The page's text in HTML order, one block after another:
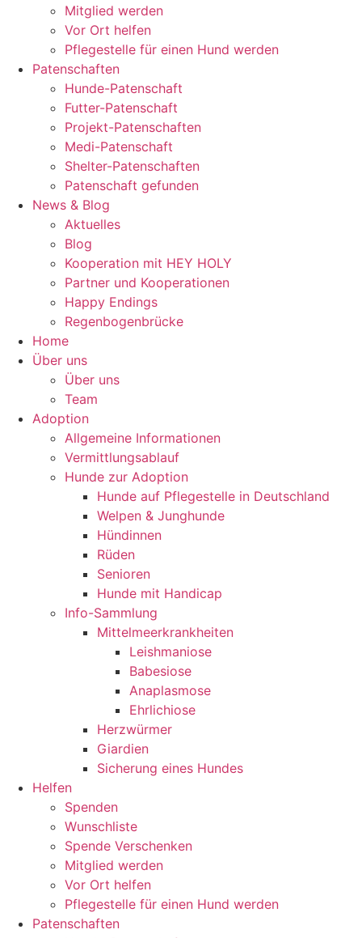
Mitglied werden
Vor Ort helfen
Pflegestelle für einen Hund werden
Patenschaften
Hunde-Patenschaft
Futter-Patenschaft
Projekt-Patenschaften
Medi-Patenschaft
Shelter-Patenschaften
Patenschaft gefunden
News & Blog
Aktuelles
Blog
Kooperation mit HEY HOLY
Partner und Kooperationen
Happy Endings
Regenbogenbrücke
Home
Über uns
Über uns
Team
Adoption
Allgemeine Informationen
Vermittlungsablauf
Hunde zur Adoption
Hunde auf Pflegestelle in Deutschland
Welpen & Junghunde
Hündinnen
Rüden
Senioren
Hunde mit Handicap
Info-Sammlung
Mittelmeerkrankheiten
Leishmaniose
Babesiose
Anaplasmose
Ehrlichiose
Herzwürmer
Giardien
Sicherung eines Hundes
Helfen
Spenden
Wunschliste
Spende Verschenken
Mitglied werden
Vor Ort helfen
Pflegestelle für einen Hund werden
Patenschaften